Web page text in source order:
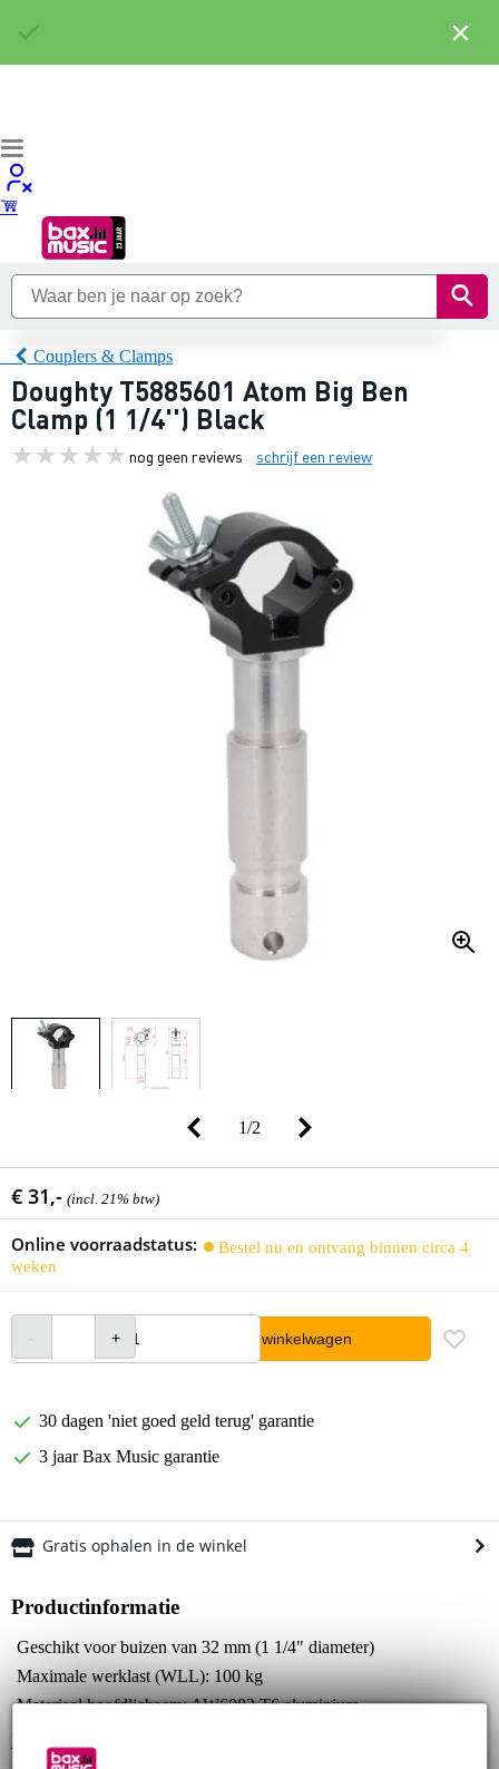
Couplers & Clamps
Doughty T5885601 Atom Big Ben
Clamp (1 1/4'') Black
nog geen reviews schrijf een review
1/2
€ 31,- (incl. 21% btw)
Online voorraadstatus:
Bestel nu en ontvang binnen circa 4
weken
In winkelwagen
30 dagen 'niet goed geld terug' garantie
3 jaar Bax Music garantie
Gratis ophalen in de winkel
Productinformatie
Geschikt voor buizen van 32 mm (1 1/4" diameter)
Maximale werklast (WLL): 100 kg
Materiaal hoofdlichaam: AW6082 T6 aluminium
Bekijk alle productspecificaties
×